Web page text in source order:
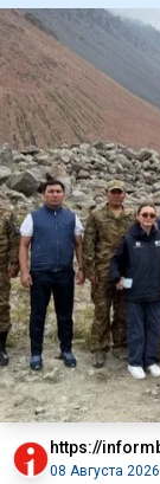
https://
08 Августа